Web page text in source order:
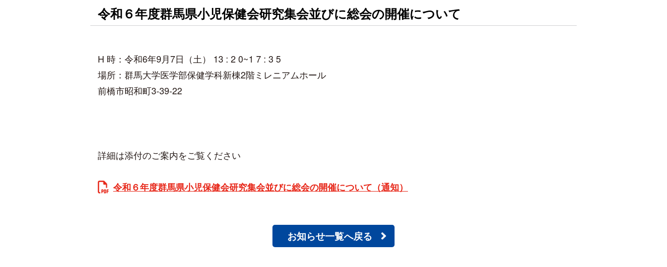
令和６年度群馬県小児保健会研究集会並びに総会の開催について
H 時：令和6年9月7日（土） 13 : 2 0~1 7 : 3 5
場所：群馬大学医学部保健学科新棟2階ミレニアムホール
前橋市昭和町3-39-22
詳細は添付のご案内をご覧ください
令和６年度群馬県小児保健会研究集会並びに総会の開催について（通知）
お知らせ一覧へ戻る